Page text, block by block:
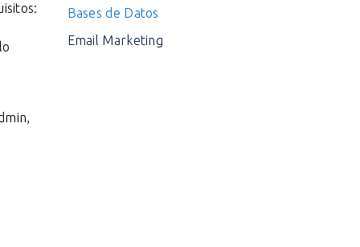
Bases de Datos
Email Marketing